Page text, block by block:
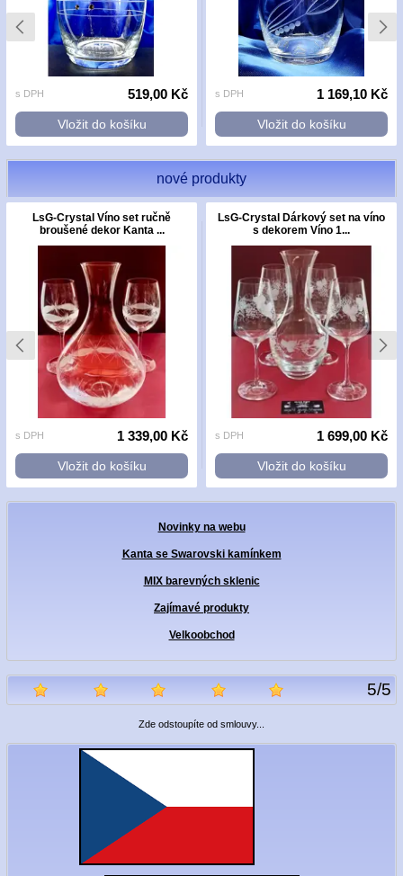
Novinky na webu
Kanta se Swarovski kamínkem
MIX barevných sklenic
Zajímavé produkty
Velkoobchod
5/5
Zde odstoupíte od smlouvy...
s DPH 519,00 Kč
Vložit do košíku
s DPH 1 169,10 Kč
Vložit do košíku
nové produkty
LsG-Crystal Víno set ručně
broušené dekor Kanta ...
s DPH 1 339,00 Kč
Vložit do košíku
LsG-Crystal Dárkový set na víno
s dekorem Víno 1...
s DPH 1 699,00 Kč
Vložit do košíku